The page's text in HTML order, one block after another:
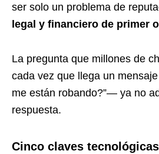
ser solo un problema de
legal y financiero de primer
La pregunta que millones de
cada vez que llega un
me están robando?”— ya no
respuesta.
Cinco claves